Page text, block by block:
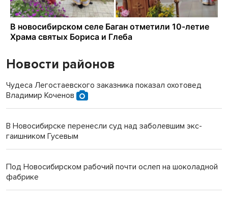
Новости районов
Чудеса Легостаевского заказника показал охотовед
Владимир Коченов
В Новосибирске перенесли суд над заболевшим экс-
гаишником Гусевым
Под Новосибирском рабочий почти ослеп на шоколадной
фабрике